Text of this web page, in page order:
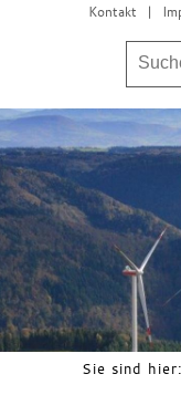
Kontakt |
Leben in
Freizeit
Sie sind hier: